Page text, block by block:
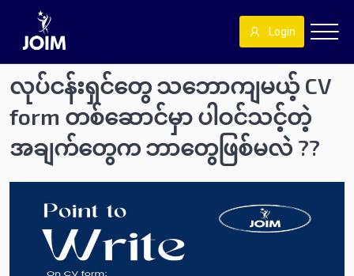
Login
လုပ်ငန်းရှင်တွေ သဘောကျမယ့် CV
form တစ်ဆောင်မှာ ပါဝင်သင့်တဲ့
အချက်တွေက ဘာတွေဖြစ်မလဲ ??